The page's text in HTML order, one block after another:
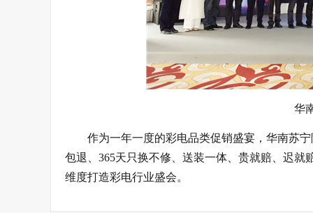
华
作为一年一度的彩电品类促销盛宴，华南苏
包退、365天只换不修、送装一体、贵就赔、迟
维度打造彩电行业盛会。